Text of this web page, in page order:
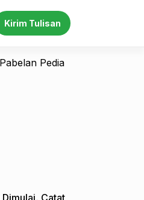
Kirim Tulisan
Pabelan Pedia
Catat